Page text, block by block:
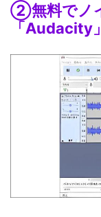
②無料でノ
「Audacity」